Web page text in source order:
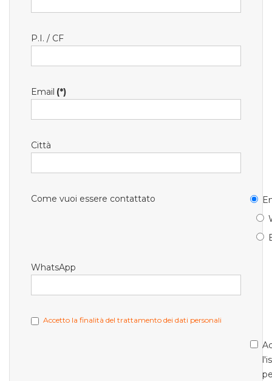
P.I. / CF
Email (*)
Città
Come vuoi essere contattato
WhatsApp
Accetto la finalità del trattamento dei dati personali